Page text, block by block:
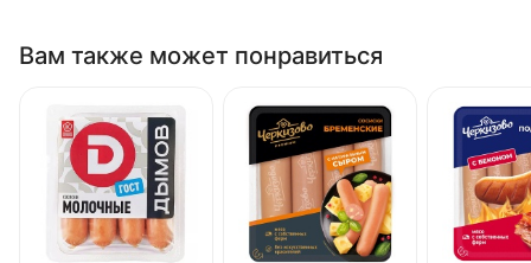
Вам также может понравиться